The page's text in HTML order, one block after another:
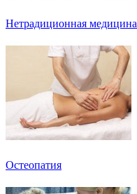
Нетрадиционная медицина
Остеопатия